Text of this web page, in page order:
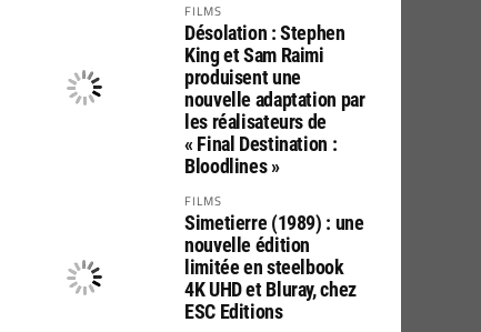
FILMS
Désolation : Stephen
King et Sam Raimi
produisent une
nouvelle adaptation par
les réalisateurs de
« Final Destination :
Bloodlines »
FILMS
Simetierre (1989) : une
nouvelle édition
limitée en steelbook
4K UHD et Bluray, chez
ESC Editions